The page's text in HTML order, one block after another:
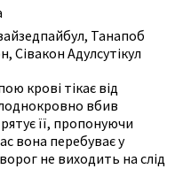
, Танапоб
, Сівакон Адулсутікул
крові тікає від
вбив
її, пропонуючи
вона перебуває у
не виходить на слід